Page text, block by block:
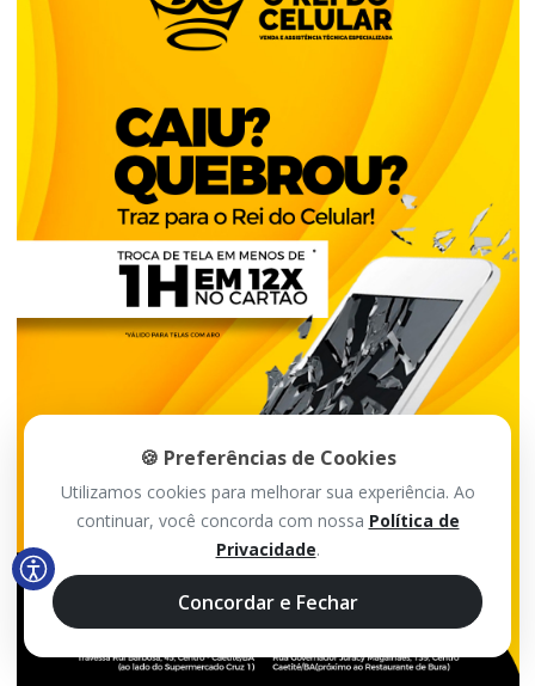
🍪 Preferências de Cookies
Utilizamos cookies para melhorar sua experiência. Ao
continuar, você concorda com nossa Política de
Privacidade.
Concordar e Fechar